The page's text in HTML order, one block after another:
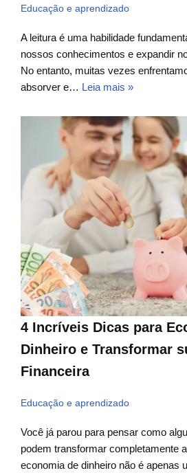
Educação e aprendizado
A leitura é uma habilidade
nossos conhecimentos e expandir
No entanto, muitas vezes
absorver e… Leia mais »
4 Incríveis Dicas para
Dinheiro e Transformar
Financeira
Educação e aprendizado
Você já parou para pensar como
podem transformar completamente
economia de dinheiro não é apenas